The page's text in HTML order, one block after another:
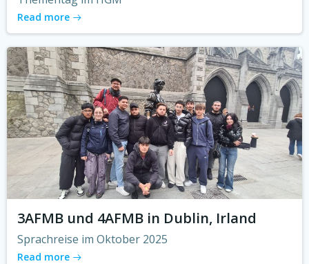
Read more
3AFMB und 4AFMB in Dublin, Irland
Sprachreise im Oktober 2025
Read more